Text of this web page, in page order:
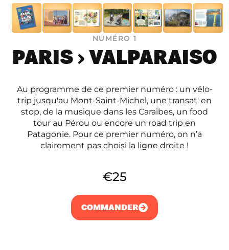
NUMÉRO 1
PARIS › VALPARAISO
Au programme de ce premier numéro : un vélo-
trip jusqu'au Mont-Saint-Michel, une transat' en
stop, de la musique dans les Caraïbes, un food
tour au Pérou ou encore un road trip en
Patagonie. Pour ce premier numéro, on n’a
clairement pas choisi la ligne droite !
€25
COMMANDER